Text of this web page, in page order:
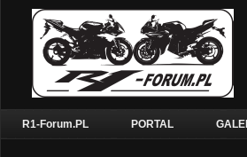
R1-Forum.PL PORTAL